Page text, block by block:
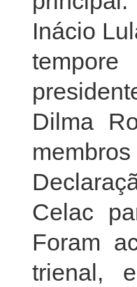
Inácio
Dilma
Celac
Foram
trienal,